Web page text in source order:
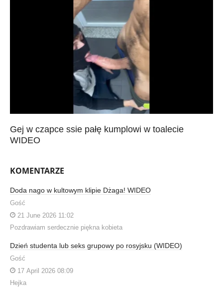
Gej w czapce ssie pałę kumplowi w toalecie
WIDEO
KOMENTARZE
Doda nago w kultowym klipie Dżaga! WIDEO
Gość
21 June 2026 11:02
Pozdrawiam serdecznie piękna kobieta
Dzień studenta lub seks grupowy po rosyjsku (WIDEO)
Gość
17 April 2026 08:09
Hejka